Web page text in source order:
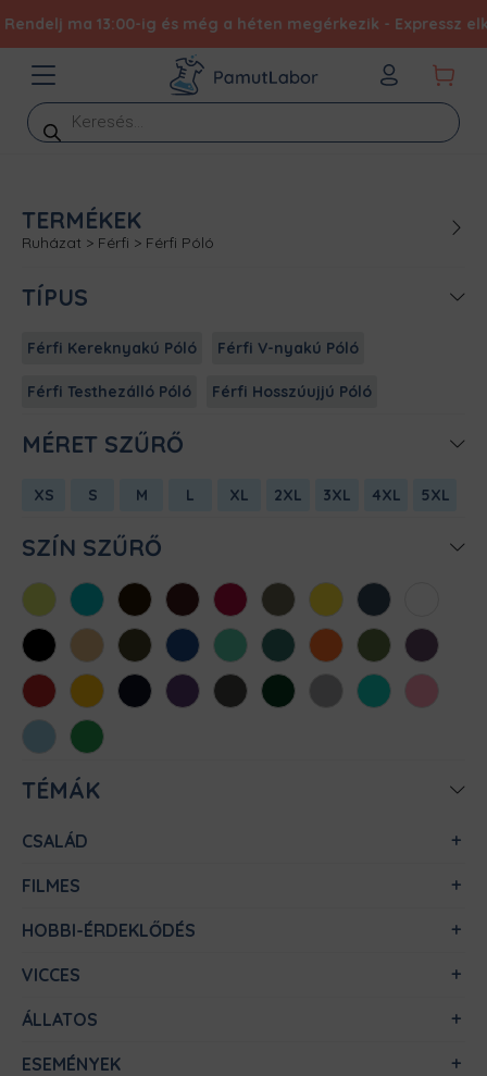
ma 13:00-ig és még a héten megérkezik - Expressz
Products
search
TERMÉKEK
Ruházat > Férfi > Férfi Póló
TÍPUS
Férfi Kereknyakú Póló Férfi V-nyakú Póló
Férfi Testhezálló Póló Férfi Hosszúujjú Póló
MÉRET SZŰRŐ
XS S M L XL 2XL 3XL 4XL 5XL
SZÍN SZŰRŐ
AlmazöldAtollkékBarnaBordóChili Cink Citromsárga
Denim
FeketeHomokKhaki KirálykékMentaMéregzöld
NarancsOliva Padlizsán
Piros SárgaSötétkékSötétlilaSötétszürke
SötétzöldSportszürke
Türkiz
Világos
rózsaszín
Világoskék
Zöld
TÉMÁK
CSALÁD
FILMES
HOBBI-ÉRDEKLŐDÉS
VICCES
ÁLLATOS
ESEMÉNYEK